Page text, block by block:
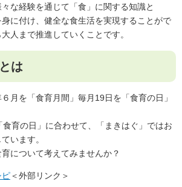
な経験を通じて「食」に関する知識と
身に付け、健全な食生活を実現することがで
人まで推進していくことです。
は
月を「食育月間」毎月19日を「食育の日」
育の日」に合わせて、「まきはぐ」ではお
います。
について考えてみませんか？
ピ＜外部リンク＞